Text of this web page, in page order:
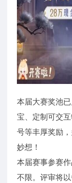
本届大赛奖池
宝、定制可交
号等丰厚奖励
妙想！
本届赛事参赛
不限。评审将